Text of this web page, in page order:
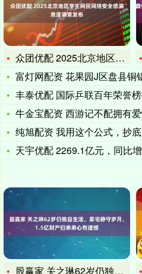
众团优配 2025北京地区学生网民网络安全感满意度调查发布
富灯网配资 花果园J区盘县铜
丰泰优配 国际乒联百年荣誉榜揭
牛金宝配资 西游记不配拥有爱情
纯旭配资 我用这个公式，抄底了
天宇优配 2269.1亿元，同比
股赢家 关之琳62岁仍独自生活，豪宅静守岁月，1.5亿财产归